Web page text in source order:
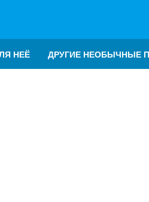
НЕЁ ДРУГИЕ НЕОБЫЧНЫЕ